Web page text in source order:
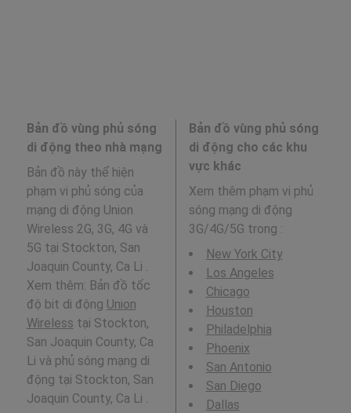
Bản đồ vùng phủ sóng
di động theo nhà mạng
Bản đồ này thể hiện
phạm vi phủ sóng của
mạng di động Union
Wireless 2G, 3G, 4G và
5G tại Stockton, San
Joaquin County, Ca Li .
Xem thêm: Bản đồ tốc
độ bit di động Union
Wireless tại Stockton,
San Joaquin County, Ca
Li và phủ sóng mạng di
động tại Stockton, San
Joaquin County, Ca Li .
Bản đồ vùng phủ sóng
di động cho các khu
vực khác
Xem thêm phạm vi phủ
sóng mạng di động
3G/4G/5G trong :
New York City
Los Angeles
Chicago
Houston
Philadelphia
Phoenix
San Antonio
San Diego
Dallas